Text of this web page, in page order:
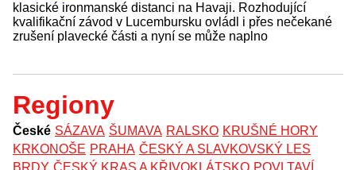
klasické ironmanské distanci na Havaji. Rozhodující
kvalifikační závod v Lucembursku ovládl i přes nečekané
zrušení plavecké části a nyní se může naplno
Regiony
České SÁZAVA ŠUMAVA RALSKO KRUŠNÉ HORY
KRKONOŠE PRAHA ČESKÝ A SLAVKOVSKÝ LES